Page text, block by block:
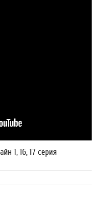
1, 16, 17 серия